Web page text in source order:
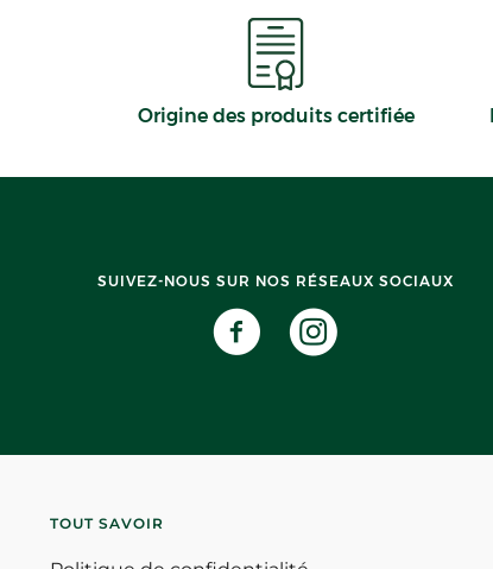
Origine des produits certifiée
SUIVEZ-NOUS SUR NOS RÉSEAUX SOCIAUX
TOUT SAVOIR